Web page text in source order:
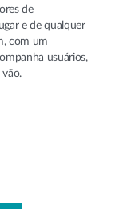
de
e de qualquer
com um
usuários,
vão.